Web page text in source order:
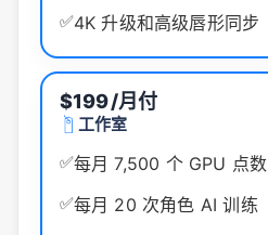
✅4K 升级和高级唇形同步
$199/月付
工作室
✅每月 7,500 个 GPU 点数
✅每月 20 次角色 AI 训练